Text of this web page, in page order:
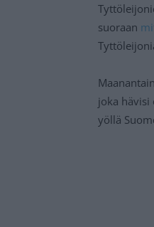
suoraan
joka hävisi
yöllä